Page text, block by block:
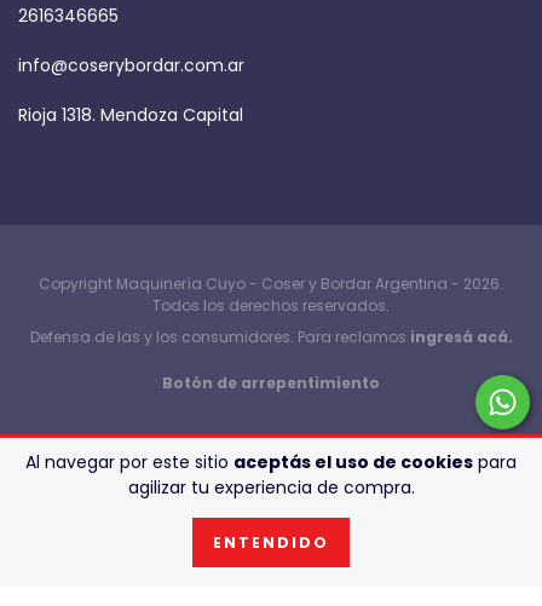
Al navegar por este sitio aceptás el uso de cookies para
agilizar tu experiencia de compra.
ENTENDIDO
2616346665
info@coserybordar.com.ar
Rioja 1318. Mendoza Capital
Copyright Maquinería Cuyo - Coser y Bordar Argentina - 2026.
Todos los derechos reservados.
Defensa de las y los consumidores. Para reclamos ingresá acá.
Botón de arrepentimiento